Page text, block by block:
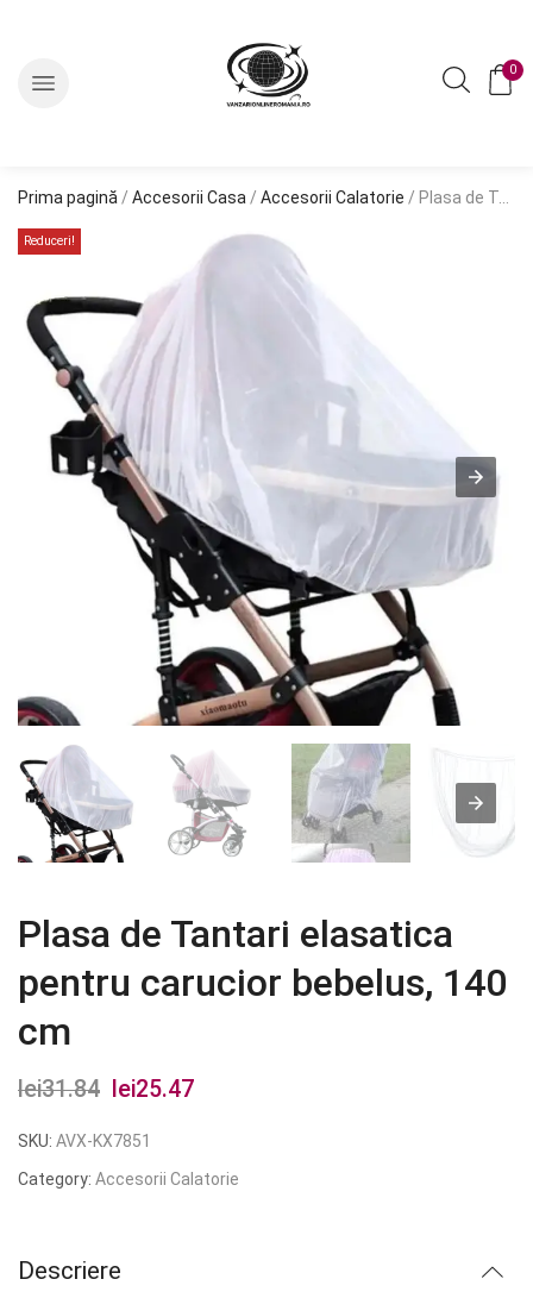
0
Prima pagină / Accesorii Casa / Accesorii Calatorie / Plasa de Tantari elasatica pentru carucior bebelus, 140 cm
Reduceri!
Plasa de Tantari elasatica
pentru carucior bebelus, 140
cm
lei31.84
Prețul
inițial
a
lei25.47
este:
SKU: AVX-KX7851
Category: Accesorii Calatorie
Descriere